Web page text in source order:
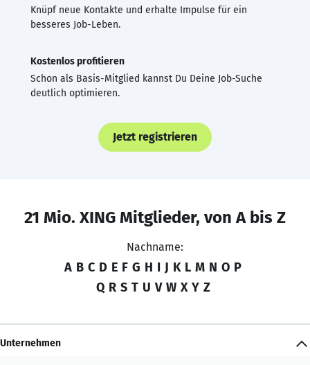
Knüpf neue Kontakte und erhalte Impulse für ein
besseres Job-Leben.
Kostenlos profitieren
Schon als Basis-Mitglied kannst Du Deine Job-Suche
deutlich optimieren.
Jetzt registrieren
21 Mio. XING Mitglieder, von A bis Z
Nachname:
A B C D E F G H I J K L M N O P
Q R S T U V W X Y Z
Unternehmen